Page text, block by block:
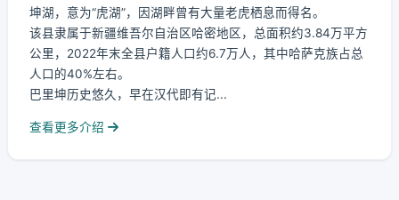
坤湖，意为“虎湖”，因湖畔曾有大量老虎栖息而得名。
该县隶属于新疆维吾尔自治区哈密地区，总面积约3.84万平方
公里，2022年末全县户籍人口约6.7万人，其中哈萨克族占总
人口的40%左右。
巴里坤历史悠久，早在汉代即有记...
查看更多介绍